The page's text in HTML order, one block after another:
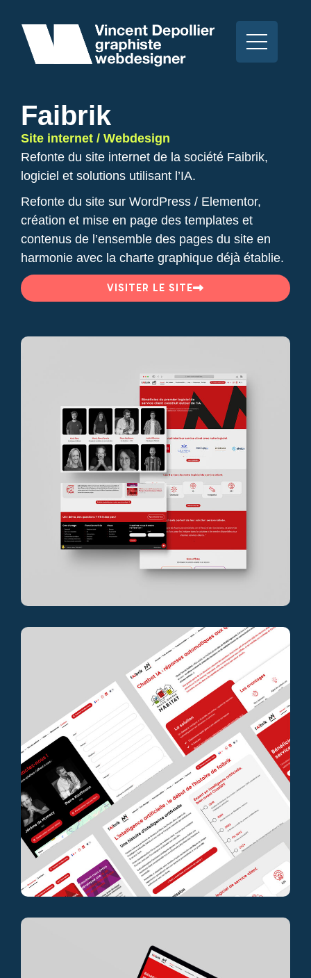
Faibrik
Site internet / Webdesign
Refonte du site internet de la société Faibrik,
logiciel et solutions utilisant l’IA.
Refonte du site sur WordPress / Elementor,
création et mise en page des templates et
contenus de l’ensemble des pages du site en
harmonie avec la charte graphique déjà établie.
VISITER LE SITE